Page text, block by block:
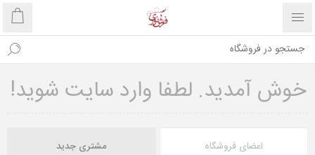
خوش آمدید. لطفا وارد سایت شوید!
اعضای فروشگاه مشتری جدید